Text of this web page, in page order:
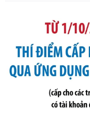
phạt vi phạm hành
Ngày ban hành: 21/
Số kí hiệu:291/
Tên: Nghị định số
đổi, bổ sung một số
ngày 19 tháng 10
phạt vi phạm hành
sung bởi Nghị định
Ngày ban hành: 20/07/